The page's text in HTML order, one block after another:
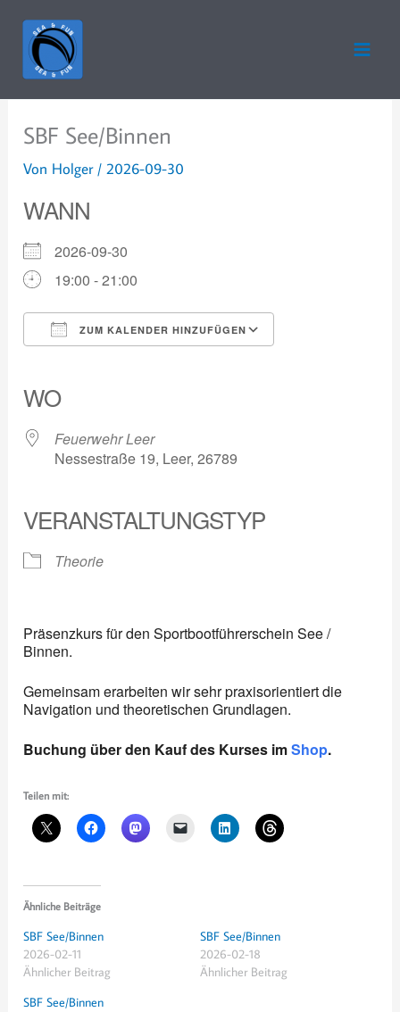
Inhalt
springen
SBF See/Binnen
Von Holger /2026-09-30
WANN
2026-09-30
19:00 - 21:00
ZUM KALENDER HINZUFÜGEN
WO
Feuerwehr Leer
Nessestraße 19, Leer, 26789
VERANSTALTUNGSTYP
Theorie
Präsenzkurs für den Sportbootführerschein See /
Binnen.
Gemeinsam erarbeiten wir sehr praxisorientiert die
Navigation und theoretischen Grundlagen.
Buchung über den Kauf des Kurses imShop.
Teilen mit:
Ähnliche Beiträge
SBF See/Binnen
2026-02-11
Ähnlicher Beitrag
SBF See/Binnen
2026-02-18
Ähnlicher Beitrag
SBF See/Binnen